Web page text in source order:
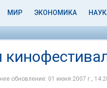
МИР ЭКОНОМИКА
обновление: 01 июня 2007 г.,